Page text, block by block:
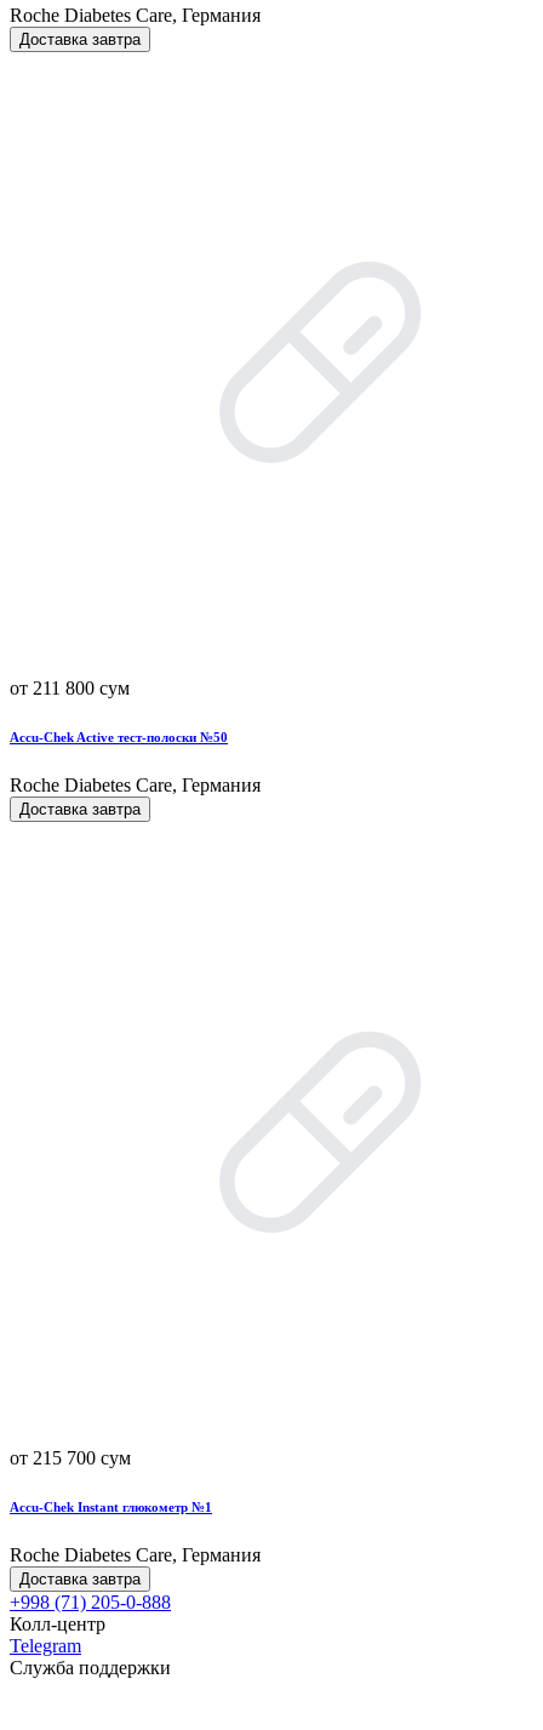
Roche Diabetes Care, Германия
Доставка завтра
от 211 800 сум
Accu-Chek Active тест-полоски №50
Roche Diabetes Care, Германия
Доставка завтра
от 215 700 сум
Accu-Chek Instant глюкометр №1
Roche Diabetes Care, Германия
Доставка завтра
+998 (71) 205-0-888
Колл-центр
Telegram
Служба поддержки